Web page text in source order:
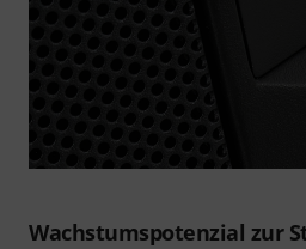
Wachstumspotenzial zur